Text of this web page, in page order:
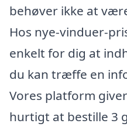
behøver ikke at
Hos nye-vinduer-
enkelt for dig at
du kan træffe en
Vores platform
hurtigt at bestille 3